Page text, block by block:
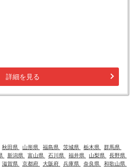
詳細を見る
秋田県 山形県 福島県 茨城県 栃木県
群馬県
新潟県 富山県 石川県 福井県 山梨県
長野県
滋賀県 京都府 大阪府 兵庫県 奈良県
和歌山県